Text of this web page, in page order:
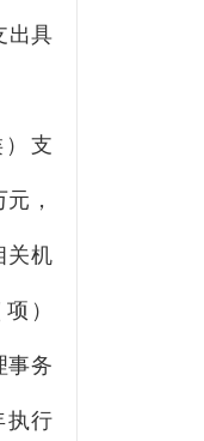
出具
支
元，
关机
）
事务
执行